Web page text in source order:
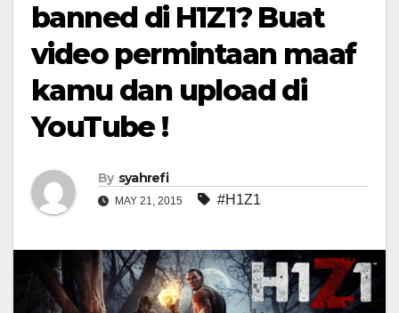
banned di H1Z1? Buat
video permintaan maaf
kamu dan upload di
YouTube !
By syahrefi
MAY 21, 2015 #H1Z1